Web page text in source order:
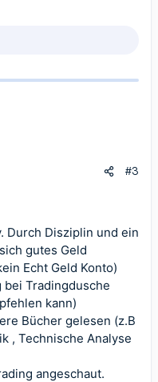
#3
Durch Disziplin und ein
gutes Geld
Echt Geld Konto)
bei Tradingdusche
kann)
Bücher gelesen (z.B
, Technische Analyse
angeschaut.